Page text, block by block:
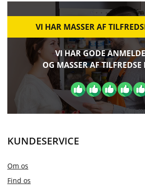
VI HAR MASSER AF
VI HAR GODE
OG MASSER AF
KUNDESERVICE
Om os
Find os